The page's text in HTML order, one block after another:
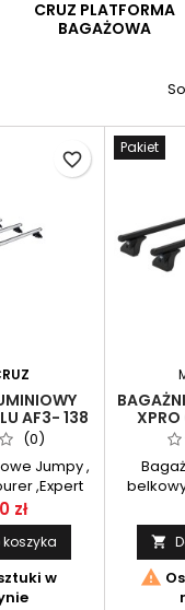
CRUZ PLATFORMA
BAGAŻOWA
AF3- 138
(0)
Jumpy ,
,Expert
2016-
, Zafira
AF3-138
zł
w
favorite_border
Pakiet
SF3-
Proace

